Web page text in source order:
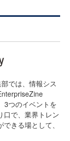
では、情報シス
3つのイベントを
口で、業界トレン
きる場として、